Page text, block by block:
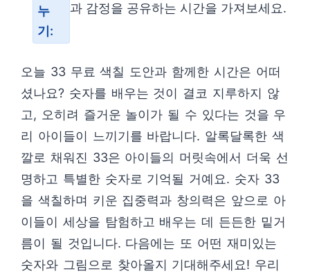
누
기:
과 감정을 공유하는 시간을 가져보세요.
오늘 33 무료 색칠 도안과 함께한 시간은 어떠
셨나요? 숫자를 배우는 것이 결코 지루하지 않
고, 오히려 즐거운 놀이가 될 수 있다는 것을 우
리 아이들이 느끼기를 바랍니다. 알록달록한 색
깔로 채워진 33은 아이들의 머릿속에서 더욱 선
명하고 특별한 숫자로 기억될 거예요. 숫자 33
을 색칠하며 키운 집중력과 창의력은 앞으로 아
이들이 세상을 탐험하고 배우는 데 든든한 밑거
름이 될 것입니다. 다음에는 또 어떤 재미있는
숫자와 그림으로 찾아올지 기대해주세요! 우리